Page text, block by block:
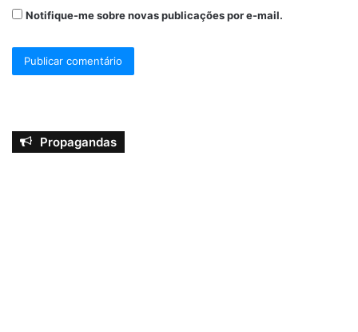
Notifique-me sobre novas publicações por e-mail.
Propagandas